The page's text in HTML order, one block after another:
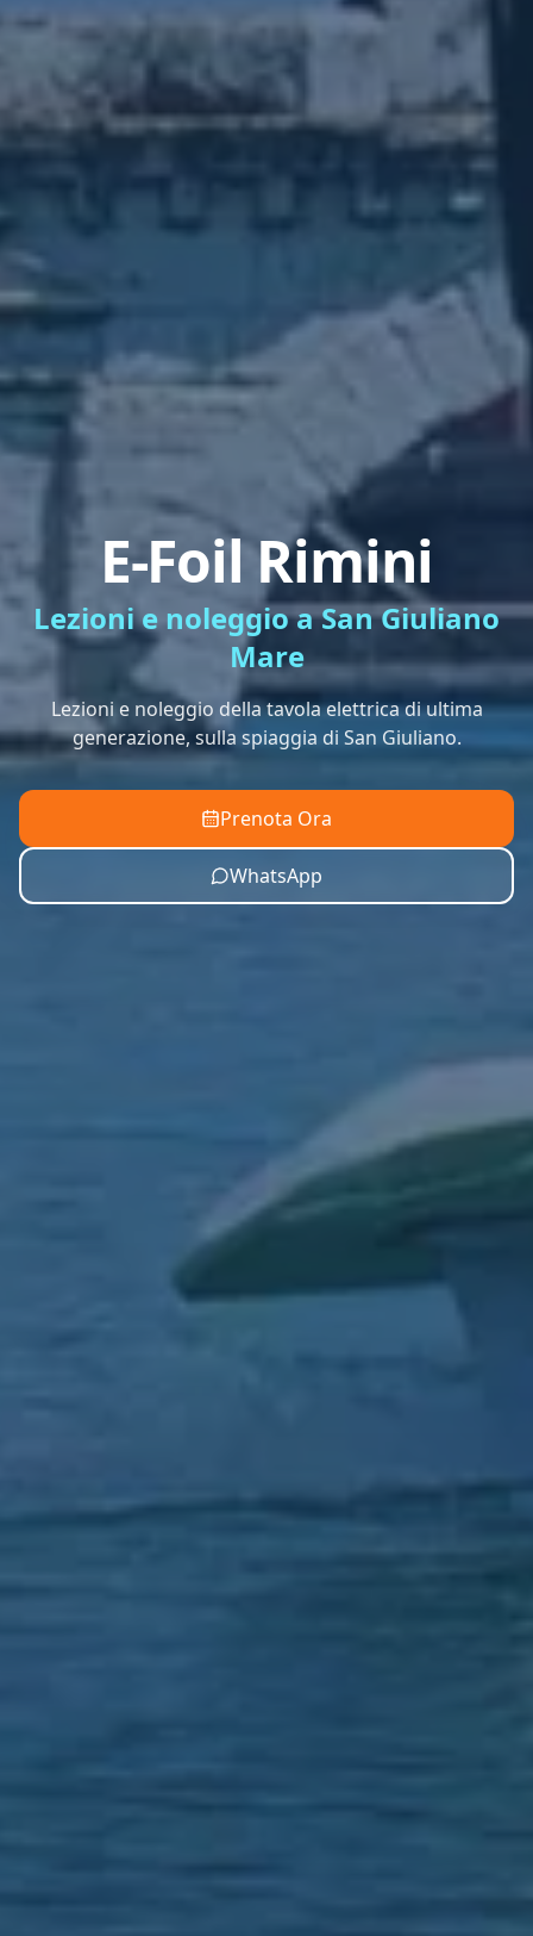
E-Foil Rimini
Lezioni e noleggio a San Giuliano
Mare
Lezioni e noleggio della tavola elettrica di ultima
generazione, sulla spiaggia di San Giuliano.
Prenota Ora
WhatsApp